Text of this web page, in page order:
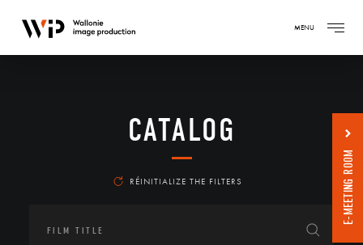
MENU
CATALOG
RÉINITIALIZE THE FILTERS E-MEETING ROOM